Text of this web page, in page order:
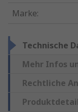
Marke:
Technische
Mehr Infos
Rechtliche